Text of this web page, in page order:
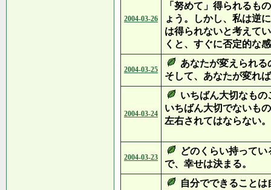
2004-03-26
「努めて」得られるも
ょう。しかし、私は逆
は得られないと考えて
くと、すぐに否定的な
2004-03-25
あなたが変えられ
そして、あなたが変れ
2004-03-24
いちばん大切なもの
いちばん大切でないも
左右されてはならない。
2004-03-23
どのくらい持って
で、幸せは決まる。
自分でできること